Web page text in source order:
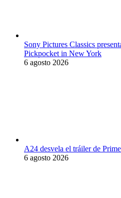
Sony Pictures Classics
Pickpocket in New York
6 agosto 2026
A24 desvela el tráiler de
6 agosto 2026